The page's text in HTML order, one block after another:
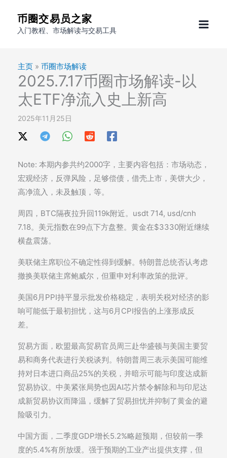
币圈交易员之家
入门教程、市场解读与交易工具
主页 » 币圈市场解读
2025.7.17币圈市场解读-以
太ETF净流入史上新高
2025年11月25日
Note: 本期内参共约2000字，主要内容包括：市场动态，
宏观经济，反弹风险，足够偿债，借壳上市，美饼大少，
高净流入，未及触顶，等。
周四，BTC隔夜拉升回119k附近。usdt 714, usd/cnh
7.18。美元指数在99点下方盘整。黄金在$3330附近继续
横盘震荡。
美联储主席职位不确定性得到缓解。特朗普总统否认考虑
撤换美联储主席鲍威尔，但重申对利率政策的批评。
美国6月PPI持平显示批发价格稳定，表明关税对经济的影
响可能低于最初担忧，这与6月CPI报告的上涨形成反
差。
贸易方面，欧盟最高贸易官员周三赴华盛顿与美国主要贸
易和商务代表进行关税谈判。特朗普周三表示美国可能维
持对日本进口商品25%的关税，并暗示可能与印度达成新
贸易协议。中美紧张局势也因AI芯片禁令解除和与印尼达
成新贸易协议而降温，缓解了贸易担忧并抑制了黄金的避
险吸引力。
中国方面，二季度GDP增长5.2%略超预期，但较前一季
度的5.4%有所放缓。强于预期的工业产出提供支撑，但